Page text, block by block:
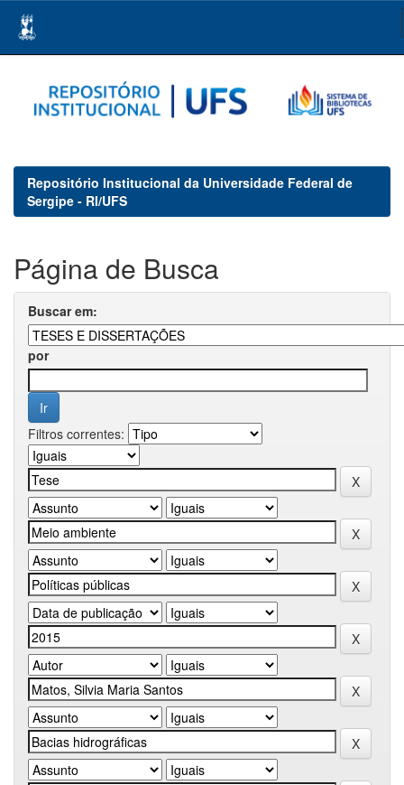
navigation
Repositório Institucional da Universidade Federal de
Sergipe - RI/UFS
Página de Busca
Buscar em:
por
Filtros correntes: